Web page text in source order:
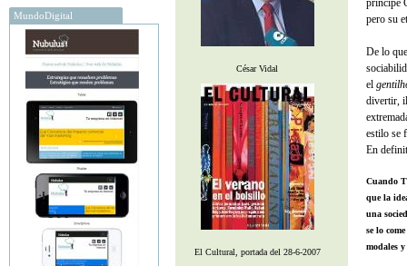
MundoDigital
César Vidal
El Cultural, portada del 28-6-2007
príncipe
pero su
De lo
el
divertir,
estilo se
En
Cuando
que la
una
se lo
modales